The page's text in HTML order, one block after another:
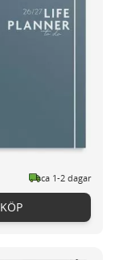
ca 1-2 dagar
KÖP